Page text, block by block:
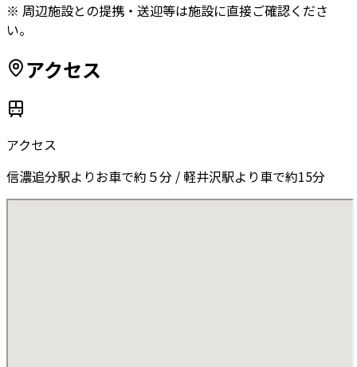
※ 周辺施設との提携・送迎等は施設に直接ご確認くださ
い。
アクセス
アクセス
信濃追分駅よりお車で約５分 / 軽井沢駅より車で約15分